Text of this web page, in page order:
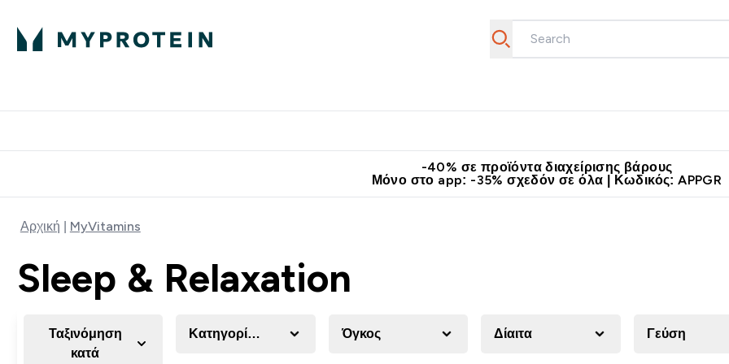
-40% σε προϊόντα διαχείρισης βάρους
Μόνο στο app: -35% σχεδόν σε όλα | Κωδικός: APPGR
Αρχική MyVitamins
Sleep & Relaxation
Ταξινόμηση
κατά
Κατηγορία Προϊόντος Όγκος Δίαιτα Γεύση